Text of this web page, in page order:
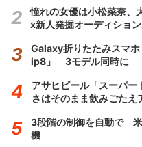
憧れの女優は小松菜奈
x新人発掘オーディショ
Galaxy折りたたみスマ
ip8」 3モデル同時に
アサヒビール「スーパ
さはそのまま飲みごたえ
3段階の制御を自動で
機